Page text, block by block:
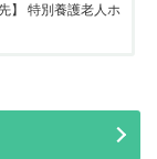
】 特別養護老人ホ